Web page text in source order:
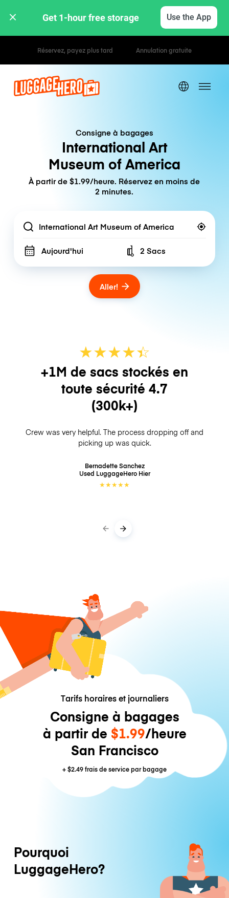
Get 1-hour free storage Use the App
Tarifs horaires / journaliers
Consigne à bagages
International Art
Museum of America
À partir de $1.99/heure. Réservez en moins de
2 minutes.
Location
Aujourd'hui Number of bags
2 Sacs
Aller!
★★★★☆
★
+1M de sacs stockés en
toute sécurité 4.7
(300k+)
Crew was very helpful. The process dropping off and
picking up was quick.
Bernadette Sanchez
Used LuggageHero Hier
★★★★★
Tarifs horaires et journaliers
Consigne à bagages
à partir de $1.99/heure
San Francisco
+$2.49frais de service par bagage
Pourquoi
LuggageHero?